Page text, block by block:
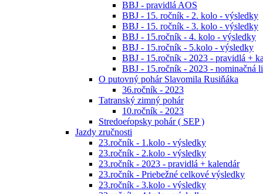
BBJ - pravidlá AOS
BBJ - 15. ročník - 2. kolo - výsledky
BBJ - 15. ročník - 3. kolo - výsledky
BBJ - 15.ročník - 4. kolo - výsledky
BBJ - 15.ročník - 5.kolo - výsledky
BBJ - 15.ročník - 2023 - pravidlá +
BBJ - 15.ročník - 2023 - nominačná
O putovný pohár Slavomila Rusiňáka
36.ročník - 2023
Tatranský zimný pohár
10.ročník - 2023
Stredoeŕopsky pohár ( SEP )
Jazdy zručnosti
23.ročník - 1.kolo - výsledky
23.ročník - 2.kolo - výsledky
23.ročník - 2023 - pravidlá + kalendár
23.ročník - Priebežné celkové výsledky
23.ročník - 3.kolo - výsledky